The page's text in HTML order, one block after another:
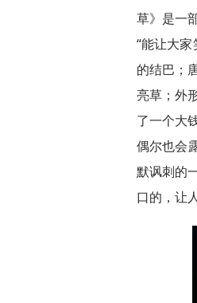
草》是一
“能让大
的结巴；
亮草；外
了一个大
偶尔也会
默讽刺的
口的，让